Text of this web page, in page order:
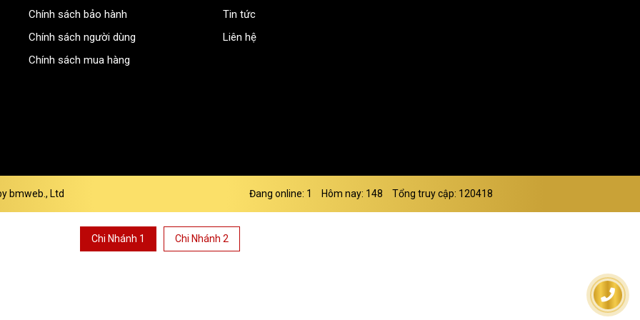
Chính sách bảo hành
Chính sách người dùng
Chính sách mua hàng
Tin tức
Liên hệ
bmweb., Ltd Đang online: 1 Hôm nay: 148 Tổng truy cập: 120418
Chi Nhánh 1 Chi Nhánh 2